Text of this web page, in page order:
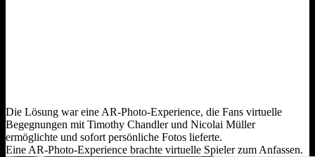
Die Lösung war eine AR‑Photo‑Experience, die Fans virtuelle
Begegnungen mit Timothy Chandler und Nicolai Müller
ermöglichte und sofort persönliche Fotos lieferte.
Eine AR‑Photo‑Experience brachte virtuelle Spieler zum Anfassen.